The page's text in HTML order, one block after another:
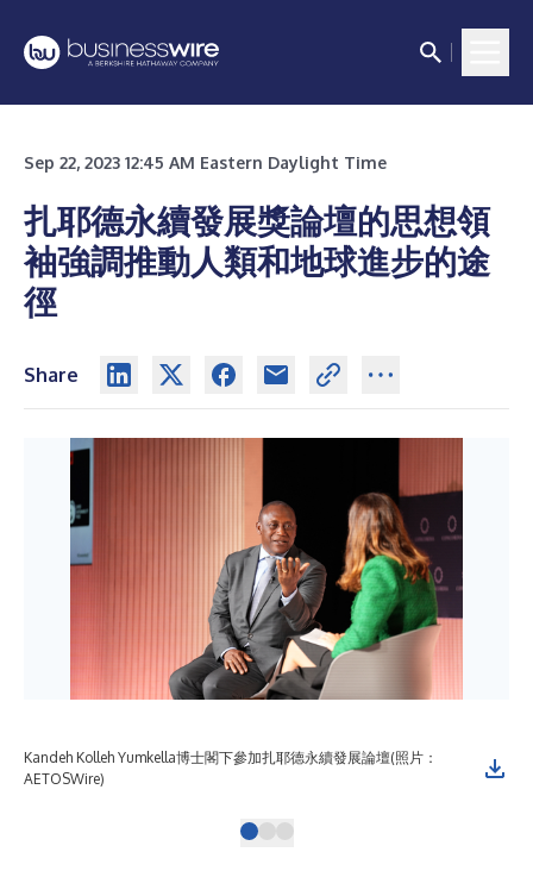
Sep 22, 2023 12:45 AM Eastern Daylight Time
扎耶德永續發展獎論壇的思想領
袖強調推動人類和地球進步的途
徑
Share
Kandeh Kolleh Yumkella博士閣下參加扎耶德永續發展論壇(照片：
AETOSWire)